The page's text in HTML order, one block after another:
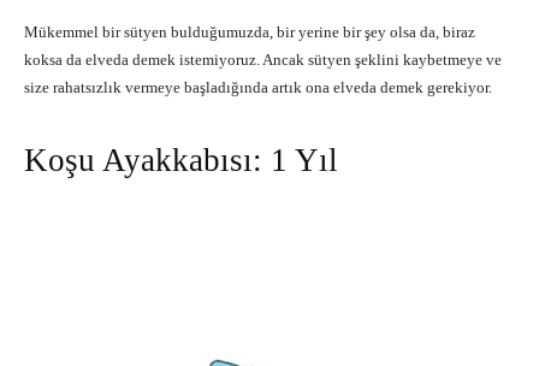
Mükemmel bir sütyen bulduğumuzda, bir yerine bir şey olsa da, biraz
koksa da elveda demek istemiyoruz. Ancak sütyen şeklini kaybetmeye ve
size rahatsızlık vermeye başladığında artık ona elveda demek gerekiyor.
Koşu Ayakkabısı: 1 Yıl